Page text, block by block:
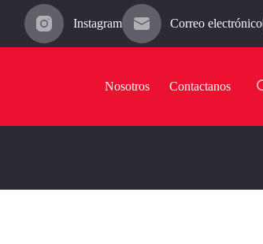
Instagram Correo electrónico
Nosotros Contactanos